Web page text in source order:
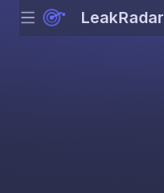
Menu LeakRadar